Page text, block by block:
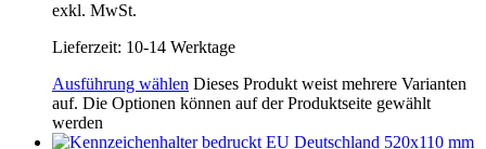
exkl. MwSt.
Lieferzeit: 10-14 Werktage
Ausführung wählen Dieses Produkt weist mehrere Varianten
auf. Die Optionen können auf der Produktseite gewählt
werden